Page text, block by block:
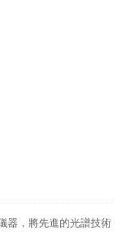
器，將先進的光譜技術